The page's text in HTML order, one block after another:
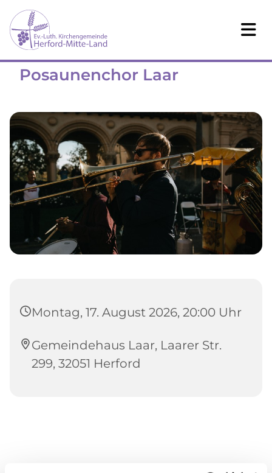
Posaunenchor Laar
Montag, 17. August 2026, 20:00 Uhr
Gemeindehaus Laar, Laarer Str.
299, 32051 Herford